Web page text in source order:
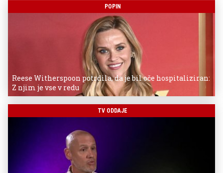
POPIN
Reese Witherspoon potrdila, da je bil oče hospitaliziran:
Z njim je vse v redu
TV ODDAJE